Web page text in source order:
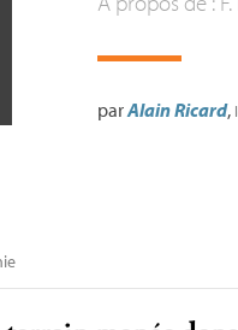
parAlain Ricard,